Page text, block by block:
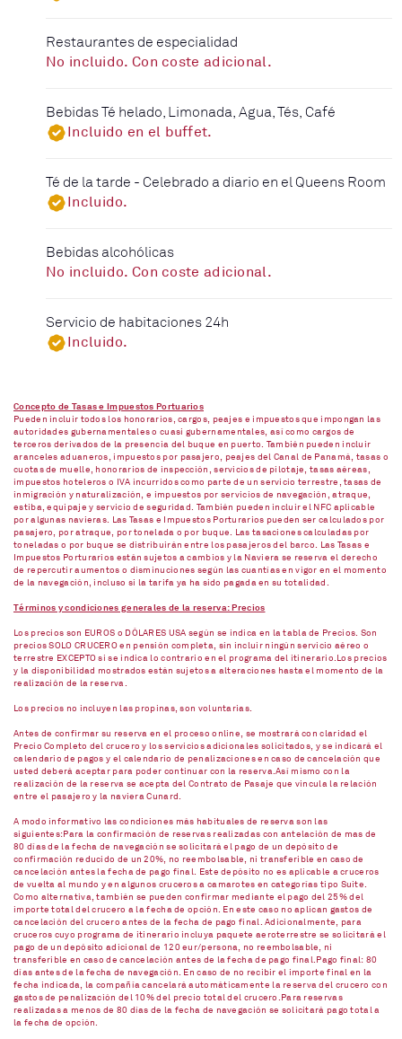
Restaurantes de especialidad
No incluido. Con coste adicional.
Bebidas Té helado, Limonada, Agua, Tés, Café
Incluido en el buffet.
Té de la tarde - Celebrado a diario en el Queens Room
Incluido.
Bebidas alcohólicas
No incluido. Con coste adicional.
Servicio de habitaciones 24h
Incluido.
Concepto de Tasas e Impuestos Portuarios
Pueden incluir todos los honorarios, cargos, peajes e impuestos que impongan las
autoridades gubernamentales o cuasi gubernamentales, así como cargos de
terceros derivados de la presencia del buque en puerto. También pueden incluir
aranceles aduaneros, impuestos por pasajero, peajes del Canal de Panamá, tasas o
cuotas de muelle, honorarios de inspección, servicios de pilotaje, tasas aéreas,
impuestos hoteleros o IVA incurridos como parte de un servicio terrestre, tasas de
inmigración y naturalización, e impuestos por servicios de navegación, atraque,
estiba, equipaje y servicio de seguridad. También pueden incluir el NFC aplicable
por algunas navieras. Las Tasas e Impuestos Porturarios pueden ser calculados por
pasajero, por atraque, por tonelada o por buque. Las tasaciones calculadas por
toneladas o por buque se distribuirán entre los pasajeros del barco. Las Tasas e
Impuestos Porturarios están sujetos a cambios y la Naviera se reserva el derecho
de repercutir aumentos o disminuciones según las cuantías en vigor en el momento
de la navegación, incluso si la tarifa ya ha sido pagada en su totalidad.
Términos y condiciones generales de la reserva: Precios
Los precios son EUROS o DÓLARES USA según se indica en la tabla de Precios. Son
precios SOLO CRUCERO en pensión completa, sin incluir ningún servicio aéreo o
terrestre EXCEPTO si se indica lo contrario en el programa del itinerario.Los precios
y la disponibilidad mostrados están sujetos a alteraciones hasta el momento de la
realización de la reserva.
Los precios no incluyen las propinas, son voluntarias.
Antes de confirmar su reserva en el proceso online, se mostrará con claridad el
Precio Completo del crucero y los servicios adicionales solicitados, y se indicará el
calendario de pagos y el calendario de penalizaciones en caso de cancelación que
usted deberá aceptar para poder continuar con la reserva.Así mismo con la
realización de la reserva se acepta del Contrato de Pasaje que vincula la relación
entre el pasajero y la naviera Cunard.
A modo informativo las condiciones más habituales de reserva son las
siguientes:Para la confirmación de reservas realizadas con antelación de mas de
80 días de la fecha de navegación se solicitará el pago de un depósito de
confirmación reducido de un 20%, no reembolsable, ni transferible en caso de
cancelación antes la fecha de pago final. Este depósito no es aplicable a cruceros
de vuelta al mundo y en algunos cruceros a camarotes en categorías tipo Suite.
Como alternativa, también se pueden confirmar mediante el pago del 25% del
importe total del crucero a la fecha de opción. En este caso no aplican gastos de
cancelación del crucero antes de la fecha de pago final. Adicionalmente, para
cruceros cuyo programa de itinerario incluya paquete aeroterrestre se solicitará el
pago de un depósito adicional de 120 eur/persona, no reembolsable, ni
transferible en caso de cancelación antes de la fecha de pago final.Pago final: 80
días antes de la fecha de navegación. En caso de no recibir el importe final en la
fecha indicada, la compañía cancelará automáticamente la reserva del crucero con
gastos de penalización del 10% del precio total del crucero.Para reservas
realizadas a menos de 80 días de la fecha de navegación se solicitará pago total a
la fecha de opción.